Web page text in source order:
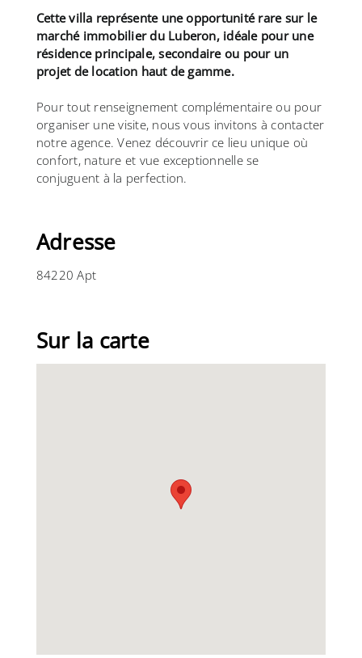
Cette villa représente une opportunité rare sur le
marché immobilier du Luberon, idéale pour une
résidence principale, secondaire ou pour un
projet de location haut de gamme.
Pour tout renseignement complémentaire ou pour
organiser une visite, nous vous invitons à contacter
notre agence. Venez découvrir ce lieu unique où
confort, nature et vue exceptionnelle se
conjuguent à la perfection.
Adresse
84220 Apt
Sur la carte